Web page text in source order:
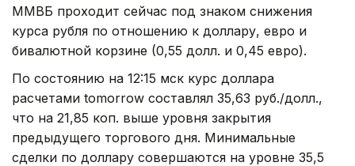
ММВБ проходит сейчас под знаком снижения
курса рубля по отношению к доллару, евро и
бивалютной корзине (0,55 долл. и 0,45 евро).
По состоянию на 12:15 мск курс доллара
расчетами tomorrow составлял 35,63 руб./долл.,
что на 21,85 коп. выше уровня закрытия
предыдущего торгового дня. Минимальные
сделки по доллару совершаются на уровне 35,5